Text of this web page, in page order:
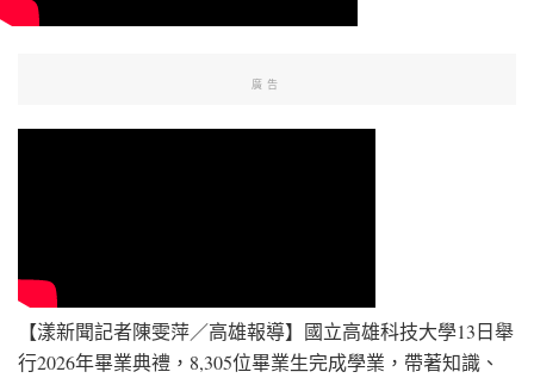
廣告
【漾新聞記者陳雯萍／高雄報導】國立高雄科技大學13日舉
行2026年畢業典禮，8,305位畢業生完成學業，帶著知識、